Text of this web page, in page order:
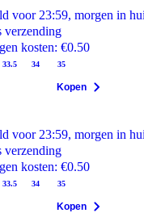
voor 23:59, morgen in
verzending
kosten: €0.50
33.5 34 35
Kopen
voor 23:59, morgen in
verzending
kosten: €0.50
33.5 34 35
Kopen